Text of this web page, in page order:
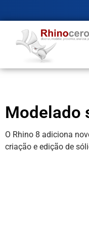
Modelado
O Rhino 8 adiciona
criação e edição de